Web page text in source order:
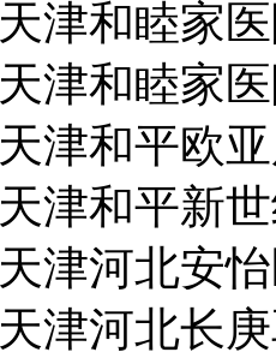
天津和睦家
天津和睦家
天津和平欧
天津和平新
天津河北安
天津河北长